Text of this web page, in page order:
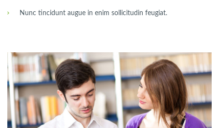
Nunc tincidunt augue in enim sollicitudin feugiat.